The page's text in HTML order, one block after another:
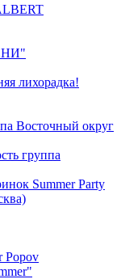
лихорадка!
Восточный округ
группа
Summer Party
Popov